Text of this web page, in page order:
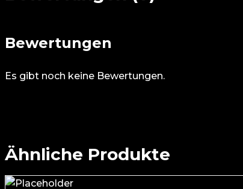
Bewertungen
Es gibt noch keine Bewertungen.
Ähnliche Produkte